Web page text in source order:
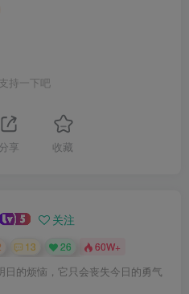
持一下吧
分享 收藏
关注
13 26 60W+
日的烦恼，它只会丧失今日的勇气